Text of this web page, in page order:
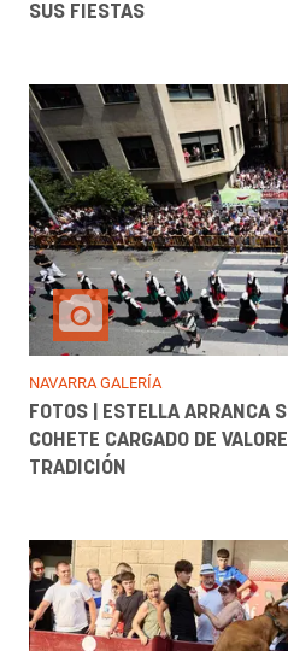
SUS FIESTAS
NAVARRA GALERÍA
FOTOS | ESTELLA ARRANCA
COHETE CARGADO DE
TRADICIÓN